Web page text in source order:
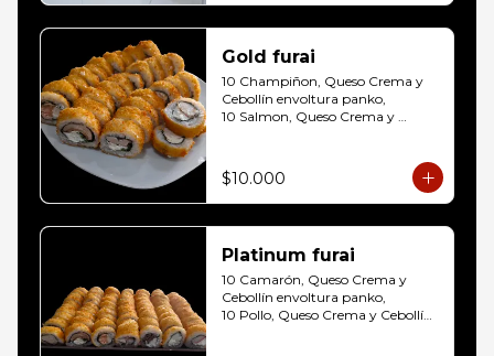
Gold furai
10 Champiñon, Queso Crema y
Cebollín envoltura panko,
10 Salmon, Queso Crema y
envoltura panko
$10.000
Platinum furai
10 Camarón, Queso Crema y
Cebollín envoltura panko,
10 Pollo, Queso Crema y Cebollín